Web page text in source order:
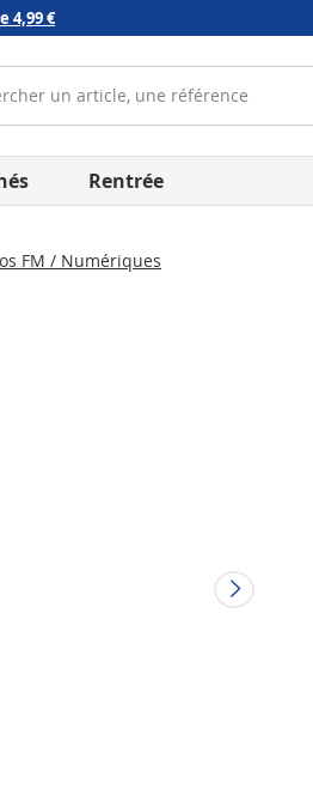
4,99 €
Rentrée
FM / Numériques